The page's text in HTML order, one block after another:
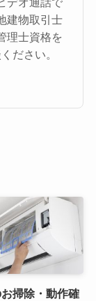
建物取引士
理士資格を
ださい。
掃除・動作確